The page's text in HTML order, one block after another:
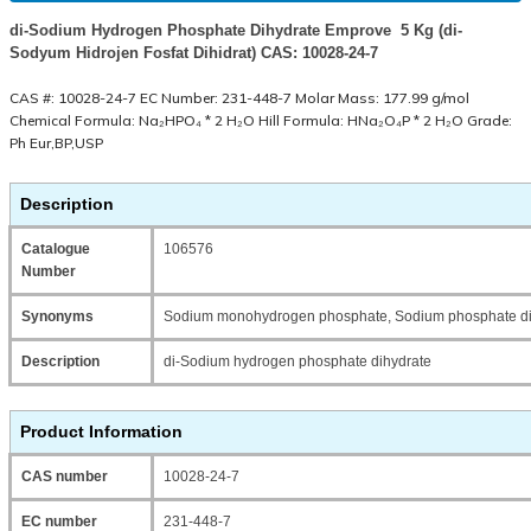
di-Sodium Hydrogen Phosphate Dihydrate Emprove 5 Kg (di-
Sodyum Hidrojen Fosfat Dihidrat) CAS: 10028-24-7
CAS #: 10028-24-7 EC Number: 231-448-7 Molar Mass: 177.99 g/mol
Chemical Formula: Na₂HPO₄ * 2 H₂O Hill Formula: HNa₂O₄P * 2 H₂O Grade:
Ph Eur,BP,USP
Description
Catalogue
Number
106576
Synonyms Sodium monohydrogen phosphate, Sodium phosphate
Description di-Sodium hydrogen phosphate dihydrate
Product Information
CAS number 10028-24-7
EC number 231-448-7